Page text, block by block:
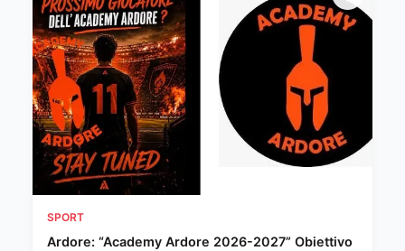
SPORT
Ardore: “Academy Ardore 2026-2027” Obiettivo